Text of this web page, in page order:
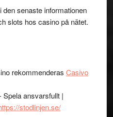
senaste informationen
slots hos casino på nätet.
rekommenderas Casivo
Spela ansvarsfullt |
stodlinjen.se/